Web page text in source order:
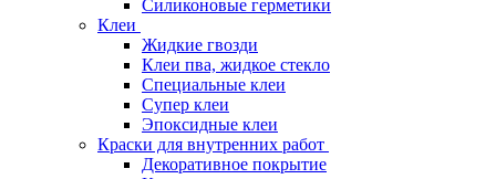
Силиконовые герметики
Клеи
Жидкие гвозди
Клеи пва, жидкое стекло
Специальные клеи
Супер клеи
Эпоксидные клеи
Краски для внутренних работ
Декоративное покрытие